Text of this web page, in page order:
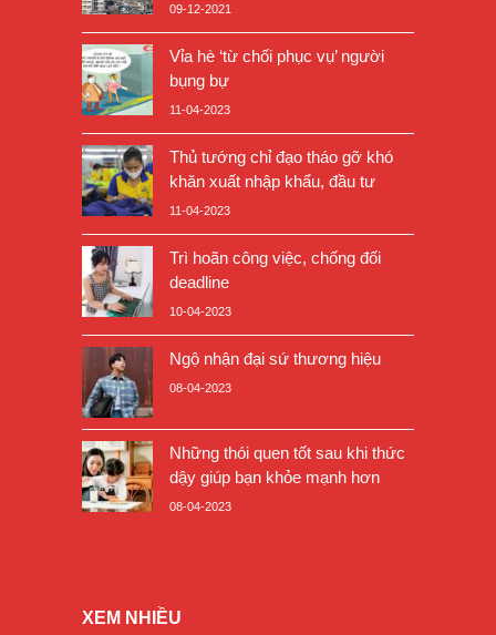
09-12-2021
Vỉa hè ‘từ chối phục vụ’ người
bụng bự
11-04-2023
Thủ tướng chỉ đạo tháo gỡ khó
khăn xuất nhập khẩu, đầu tư
11-04-2023
Trì hoãn công việc, chống đối
deadline
10-04-2023
Ngộ nhận đại sứ thương hiệu
08-04-2023
Những thói quen tốt sau khi thức
dậy giúp bạn khỏe mạnh hơn
08-04-2023
XEM NHIỀU